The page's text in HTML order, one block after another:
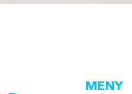
MENY